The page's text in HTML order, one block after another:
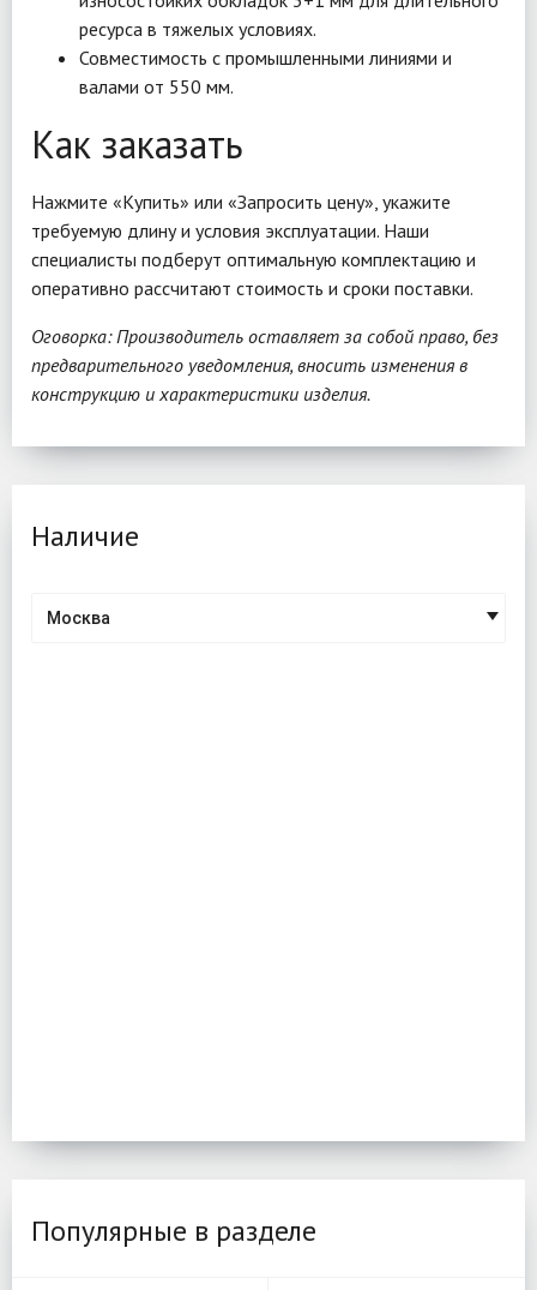
ресурса в тяжелых условиях.
Совместимость с промышленными линиями и
валами от 550 мм.
Как заказать
Нажмите «Купить» или «Запросить цену», укажите
требуемую длину и условия эксплуатации. Наши
специалисты подберут оптимальную комплектацию и
оперативно рассчитают стоимость и сроки поставки.
Оговорка: Производитель оставляет за собой право, без
предварительного уведомления, вносить изменения в
конструкцию и характеристики изделия.
Наличие
Москва
Популярные в разделе